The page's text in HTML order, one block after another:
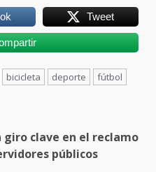
Tweet
bicicleta deporte
fútbol
giro clave en el reclamo
públicos